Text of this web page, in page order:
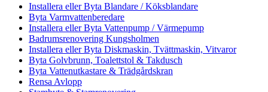
Installera eller Byta Blandare / Köksblandare
Byta Varmvattenberedare
Installera eller Byta Vattenpump / Värmepump
Badrumsrenovering Kungsholmen
Installera eller Byta Diskmaskin, Tvättmaskin, Vitvaror
Byta Golvbrunn, Toalettstol & Takdusch
Byta Vattenutkastare & Trädgårdskran
Rensa Avlopp